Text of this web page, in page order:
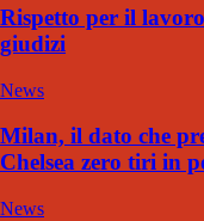
Rispetto per il
giudizi
News
Milan, il dato che
Chelsea zero tiri in
News